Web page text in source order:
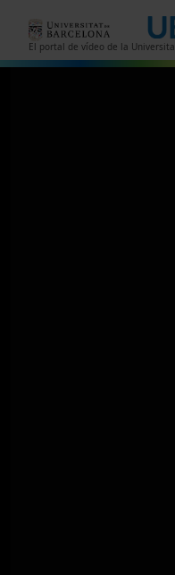
El portal de vídeo de la